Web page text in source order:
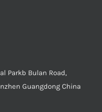
Parkb Bulan Road,
Guangdong China